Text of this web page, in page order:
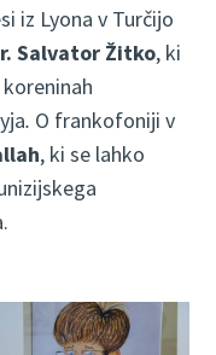
iz Lyona v Turčijo
Salvator Žitko, ki
. O frankofoniji v
, ki se lahko